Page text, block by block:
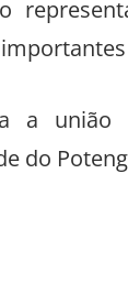
a
do